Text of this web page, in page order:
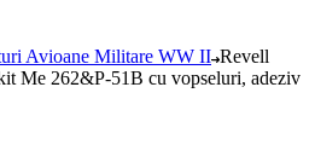
Avioane Militare WW II Revell
Me 262&P-51B cu vopseluri, adeziv